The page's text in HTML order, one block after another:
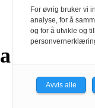
a
aa
For øvrig bruker vi
analyse, for å
og for å utvikle og
Avvis alle